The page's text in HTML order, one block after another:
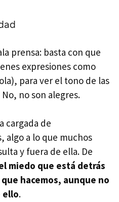
prensa: basta con que
expresiones como
para ver el tono de las
no son alegres.
cargada de
algo a lo que muchos
y fuera de ella. De
miedo que está detrás
hacemos, aunque no
ello.